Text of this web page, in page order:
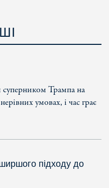
суперником Трампа на
умовах, і час грає
підходу до